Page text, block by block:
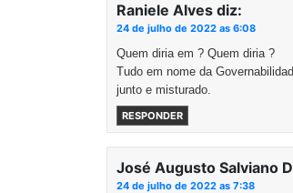
Raniele Alves diz:
24 de julho de 2022 as 6:08
Quem diria em ? Quem diria ?
Tudo em nome da
junto e misturado.
RESPONDER
José Augusto Salviano
24 de julho de 2022 as 7:38